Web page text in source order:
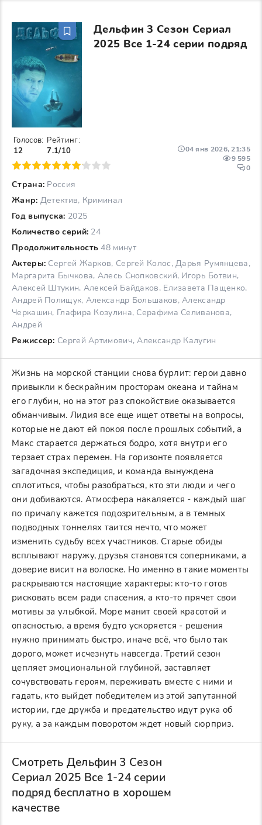
Дельфин 3 Сезон Сериал
2025 Все 1-24 серии подряд
Страна: Россия
Жанр: Детектив, Криминал
Год выпуска: 2025
Количество серий: 24
Продолжительность 48 минут
Актеры: Сергей Жарков, Сергей Колос, Дарья Румянцева,
Маргарита Бычкова, Алесь Снопковский, Игорь Ботвин,
Алексей Штукин, Алексей Байдаков, Елизавета Пащенко,
Андрей Полищук, Александр Большаков, Александр
Черкашин, Глафира Козулина, Серафима Селиванова,
Андрей
Режиссер: Сергей Артимович, Александр Калугин
04 янв 2026, 21:35
9 595
0
Голосов:
12
Рейтинг:
7.1/10
7 8 9 10
Жизнь на морской станции снова бурлит: герои давно
привыкли к бескрайним просторам океана и тайнам
его глубин, но на этот раз спокойствие оказывается
обманчивым. Лидия все еще ищет ответы на вопросы,
которые не дают ей покоя после прошлых событий, а
Макс старается держаться бодро, хотя внутри его
терзает страх перемен. На горизонте появляется
загадочная экспедиция, и команда вынуждена
сплотиться, чтобы разобраться, кто эти люди и чего
они добиваются. Атмосфера накаляется - каждый шаг
по причалу кажется подозрительным, а в темных
подводных тоннелях таится нечто, что может
изменить судьбу всех участников. Старые обиды
всплывают наружу, друзья становятся соперниками, а
доверие висит на волоске. Но именно в такие моменты
раскрываются настоящие характеры: кто-то готов
рисковать всем ради спасения, а кто-то прячет свои
мотивы за улыбкой. Море манит своей красотой и
опасностью, а время будто ускоряется - решения
нужно принимать быстро, иначе всё, что было так
дорого, может исчезнуть навсегда. Третий сезон
цепляет эмоциональной глубиной, заставляет
сочувствовать героям, переживать вместе с ними и
гадать, кто выйдет победителем из этой запутанной
истории, где дружба и предательство идут рука об
руку, а за каждым поворотом ждет новый сюрприз.
Смотреть Дельфин 3 Сезон
Сериал 2025 Все 1-24 серии
подряд бесплатно в хорошем
качестве